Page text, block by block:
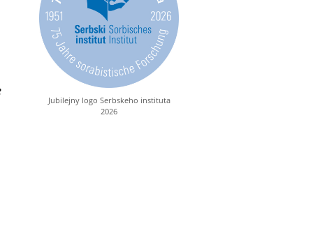
Jubilejny logo Serbskeho instituta
2026